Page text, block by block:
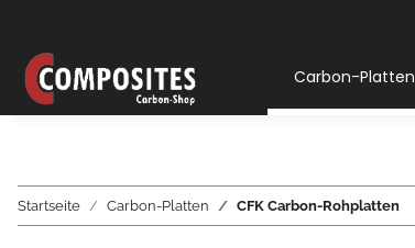
Carbon-Platten
Startseite Carbon-Platten CFK Carbon-Rohplatten